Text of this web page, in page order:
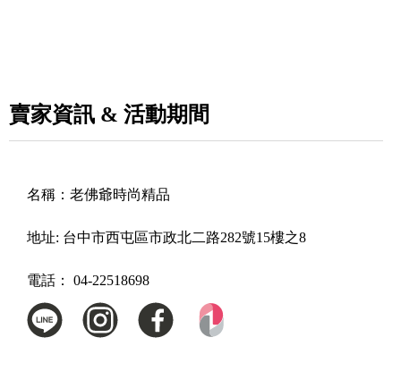
賣家資訊 & 活動期間
名稱： 老佛爺時尚精品
地址: 台中市西屯區市政北二路282號15樓之8
電話： 04-22518698